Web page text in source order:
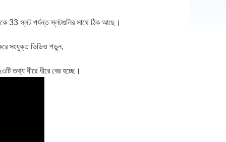
33 স্লট পর্যন্ত স্লটগুলির সাথে ঠিক আছে।
সংযুক্ত ভিডিও পড়ুন,
তথ্য ধীরে ধীরে বের হচ্ছে।